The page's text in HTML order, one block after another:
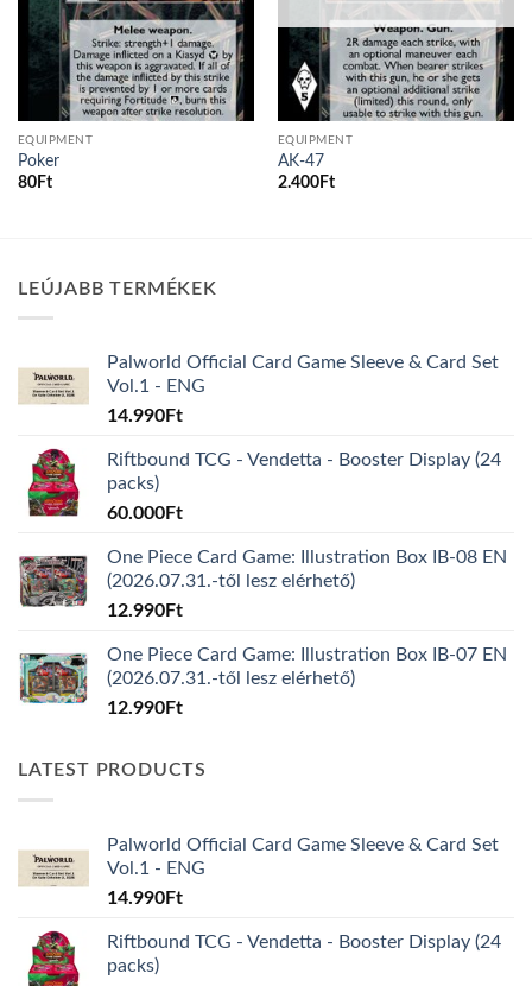
EQUIPMENT
Poker
80Ft
EQUIPMENT
AK-47
2.400Ft
LEÚJABB TERMÉKEK
Palworld Official Card Game Sleeve & Card Set
Vol.1 - ENG
14.990Ft
Riftbound TCG - Vendetta - Booster Display (24
packs)
60.000Ft
One Piece Card Game: Illustration Box IB-08 EN
(2026.07.31.-től lesz elérhető)
12.990Ft
One Piece Card Game: Illustration Box IB-07 EN
(2026.07.31.-től lesz elérhető)
12.990Ft
LATEST PRODUCTS
Palworld Official Card Game Sleeve & Card Set
Vol.1 - ENG
14.990Ft
Riftbound TCG - Vendetta - Booster Display (24
packs)